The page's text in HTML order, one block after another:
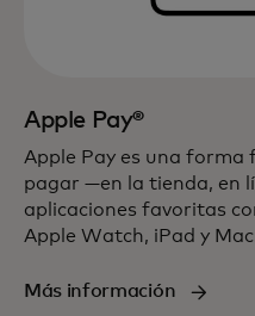
Apple Pay®
Apple Pay es una forma
pagar —en la tienda, en
aplicaciones favoritas
Apple Watch, iPad y
Más información